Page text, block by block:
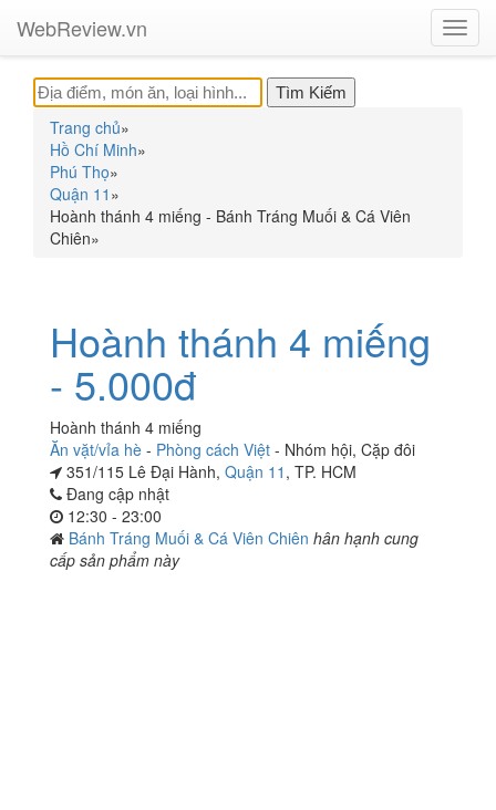
WebReview.vn
Trang chủ»
Hồ Chí Minh»
Phú Thọ»
Quận 11 »
Hoành thánh 4 miếng - Bánh Tráng Muối & Cá Viên
Chiên»
Hoành thánh 4 miếng
- 5.000đ
Hoành thánh 4 miếng
Ăn vặt/vỉa hè - Phòng cách Việt - Nhóm hội, Cặp đôi
351/115 Lê Đại Hành, Quận 11 , TP. HCM
Đang cập nhật
12:30 - 23:00
Bánh Tráng Muối & Cá Viên Chiên hân hạnh cung
cấp sản phẩm này